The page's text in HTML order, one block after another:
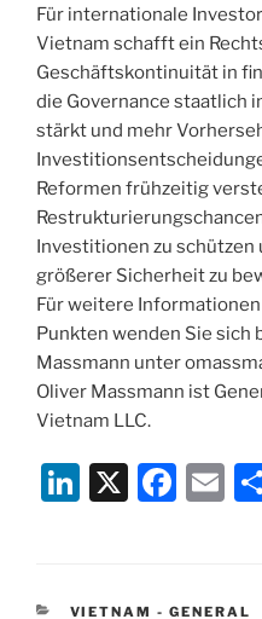
Für internationale
Vietnam schafft ein
Geschäftskontinuität in
die Governance staatlich
stärkt und mehr
Reformen frühzeitig
Investitionen zu
größerer Sicherheit zu
Für weitere
Punkten wenden Sie sich
Massmann unter
Oliver Massmann ist
Vietnam LLC.
Li
e
X
F
e
E
l
CATEGORIES
VIETNAM - GENERAL